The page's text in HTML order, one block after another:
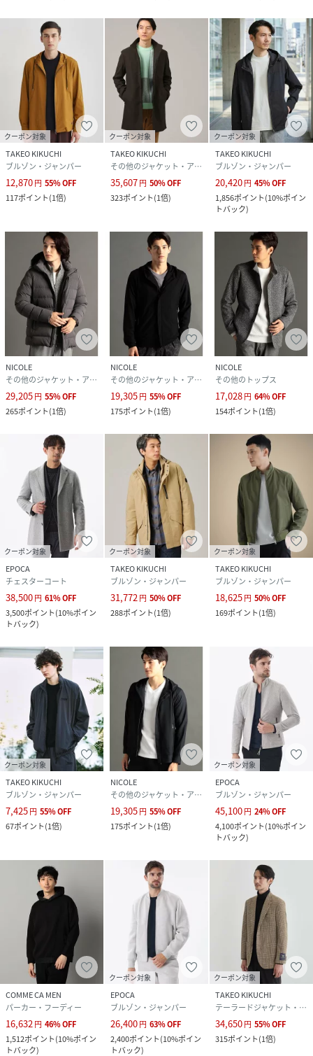
裏側 ポリエステル70％ キュプラ20％ ポリウレ
タン10％ 中間層 ダウン90％ フェザー10％ 裏
地：ポリエステル100％
サイズ 01(S)、02(M)、03(L)、04(LL)、05(3L)
クリーニング 洗濯機洗い可
品番
JP0210_99990993151320
99990993151320-114-01 JP0210)
クーポン対象
TAKEO KIKUCHI
ブルゾン・ジャンパー
12,870円 55%OFF
117ポイント(1倍)
クーポン対象
TAKEO KIKUCHI
その他のジャケット・アウター
35,607円 50%OFF
323ポイント(1倍)
クーポン対象
TAKEO KIKUCHI
ブルゾン・ジャンパー
20,420円 45%OFF
1,856ポイント(10%ポイン
トバック)
NICOLE
その他のジャケット・アウター
29,205円 55%OFF
265ポイント(1倍)
NICOLE
その他のジャケット・アウター
19,305円 55%OFF
175ポイント(1倍)
NICOLE
その他のトップス
17,028円 64%OFF
154ポイント(1倍)
クーポン対象
EPOCA
チェスターコート
38,500円 61%OFF
3,500ポイント(10%ポイン
トバック)
クーポン対象
TAKEO KIKUCHI
ブルゾン・ジャンパー
31,772円 50%OFF
288ポイント(1倍)
クーポン対象
TAKEO KIKUCHI
ブルゾン・ジャンパー
18,625円 50%OFF
169ポイント(1倍)
クーポン対象
TAKEO KIKUCHI
ブルゾン・ジャンパー
7,425円 55%OFF
67ポイント(1倍)
NICOLE
その他のジャケット・アウター
19,305円 55%OFF
175ポイント(1倍)
クーポン対象
EPOCA
ブルゾン・ジャンパー
45,100円 24%OFF
4,100ポイント(10%ポイン
トバック)
COMME CA MEN
パーカー・フーディー
16,632円 46%OFF
1,512ポイント(10%ポイン
トバック)
クーポン対象
EPOCA
ブルゾン・ジャンパー
26,400円 63%OFF
2,400ポイント(10%ポイン
トバック)
クーポン対象
TAKEO KIKUCHI
テーラードジャケット・ブレザー
34,650円 55%OFF
315ポイント(1倍)